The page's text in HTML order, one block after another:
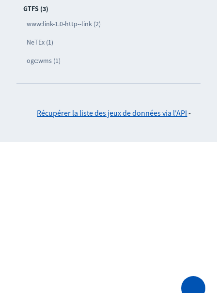
GTFS (3)
www:link-1.0-http--link (2)
NeTEx (1)
ogc:wms (1)
Récupérer la liste des jeux de données via l'API -